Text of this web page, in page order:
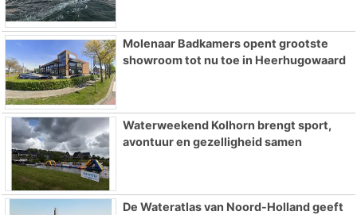
Molenaar Badkamers opent grootste
showroom tot nu toe in Heerhugowaard
Waterweekend Kolhorn brengt sport,
avontuur en gezelligheid samen
De Wateratlas van Noord-Holland geeft